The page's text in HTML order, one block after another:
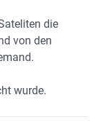
die
von den
wurde.